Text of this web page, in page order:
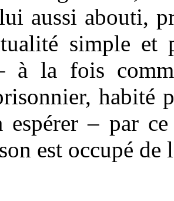
aussi abouti,
simple et
à la fois
habité
espérer – par
est occupé de